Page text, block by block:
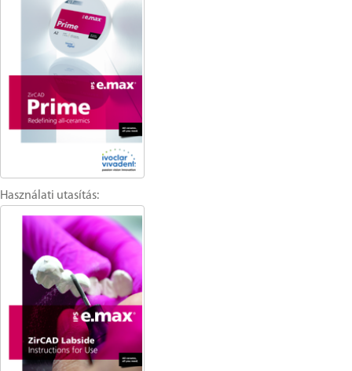
Használati utasítás: